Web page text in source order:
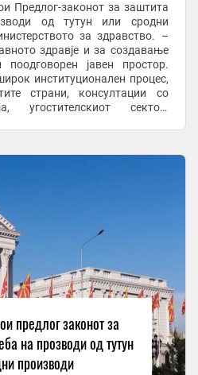
Предлог-законот за заштита
од тутун или сродни
за здравство. –
здравје и за создавање
јавен простор.
институционален процес,
страни, консултации со
угостителскиот сектор,
предлог законот за
на прозводи од тутун
производи